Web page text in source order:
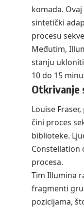
komada.
sintetički
procesu
Međutim,
stanju
10 do 15
Otkrivanje
Louise
čini proces
biblioteke.
Constellation
procesa.
Tim Illumina
fragmenti
pozicijama,